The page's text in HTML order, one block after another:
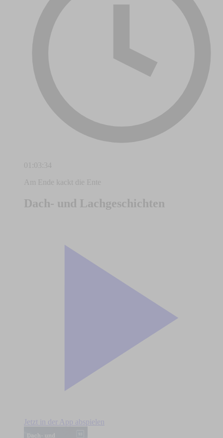
01:03:34
Am Ende kackt die Ente
Dach- und Lachgeschichten
Jetzt in der App abspielen